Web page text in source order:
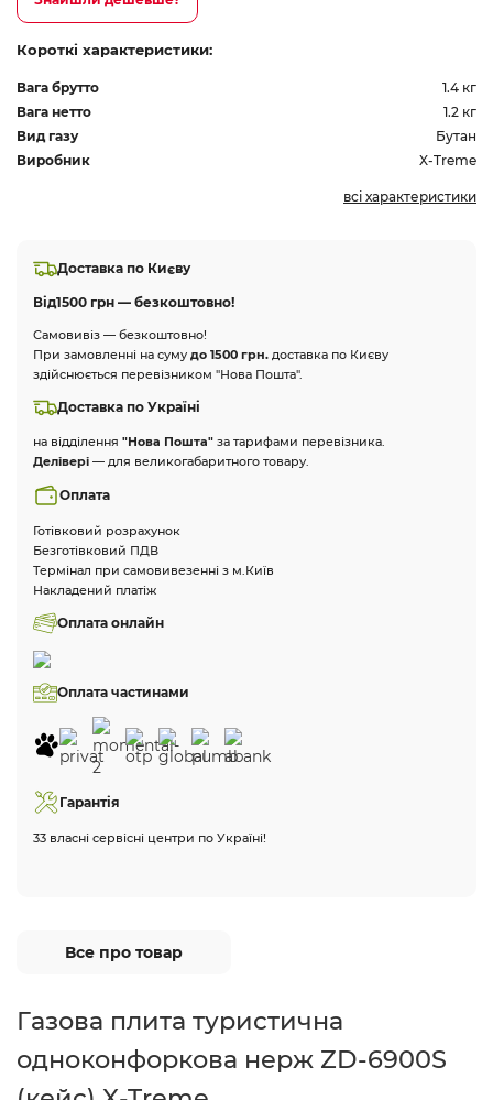
Короткі характеристики:
Вага брутто
1.4 кг
Вага нетто
1.2 кг
Вид газу
Бутан
Виробник
X-Treme
всі характеристики
Доставка по Києву
Від1500 грн — безкоштовно!
Самовивіз — безкоштовно!
При замовленні на суму до 1500 грн. доставка по Києву
здійснюється перевізником "Нова Пошта".
Доставка по Україні
на відділення "Нова Пошта" за тарифами перевізника.
Делівері — для великогабаритного товару.
Оплата
Готівковий розрахунок
Безготівковий ПДВ
Термінал при самовивезенні з м.Київ
Накладений платіж
Оплата онлайн
Оплата частинами
Гарантія
33 власні сервісні центри по Україні!
Все про товар
Газова плита туристична
одноконфоркова нерж ZD-6900S